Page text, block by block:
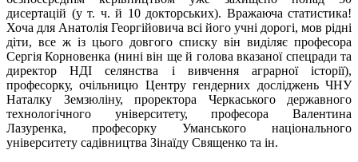
дисертацій (у т. ч. й 10 докторських). Вражаюча статистика!
Хоча для Анатолія Георгійовича всі його учні дорогі, мов рідні
діти, все ж із цього довгого списку він виділяє професора
Сергія Корновенка (нині він ще й голова вказаної спецради та
директор НДІ селянства і вивчення аграрної історії),
професорку, очільницю Центру гендерних досліджень ЧНУ
Наталку Земзюліну, проректора Черкаського державного
технологічного університету, професора Валентина
Лазуренка, професорку Уманського національного
університету садівництва Зінаїду Священко та ін.